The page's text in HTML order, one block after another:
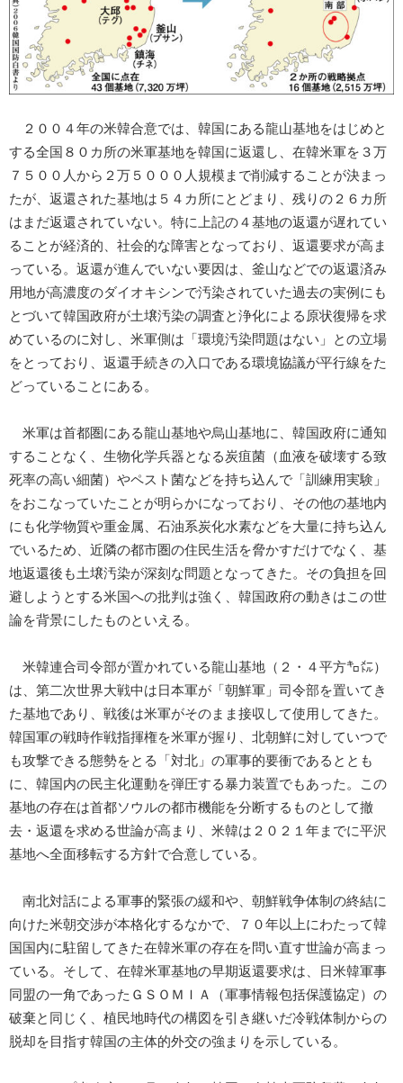
２００４年の米韓合意では、韓国にある龍山基地をはじめと
する全国８０カ所の米軍基地を韓国に返還し、在韓米軍を３万
７５００人から２万５０００人規模まで削減することが決まっ
たが、返還された基地は５４カ所にとどまり、残りの２６カ所
はまだ返還されていない。特に上記の４基地の返還が遅れてい
ることが経済的、社会的な障害となっており、返還要求が高ま
っている。返還が進んでいない要因は、釜山などでの返還済み
用地が高濃度のダイオキシンで汚染されていた過去の実例にも
とづいて韓国政府が土壌汚染の調査と浄化による原状復帰を求
めているのに対し、米軍側は「環境汚染問題はない」との立場
をとっており、返還手続きの入口である環境協議が平行線をた
どっていることにある。
米軍は首都圏にある龍山基地や烏山基地に、韓国政府に通知
することなく、生物化学兵器となる炭疽菌（血液を破壊する致
死率の高い細菌）やペスト菌などを持ち込んで「訓練用実験」
をおこなっていたことが明らかになっており、その他の基地内
にも化学物質や重金属、石油系炭化水素などを大量に持ち込ん
でいるため、近隣の都市圏の住民生活を脅かすだけでなく、基
地返還後も土壌汚染が深刻な問題となってきた。その負担を回
避しようとする米国への批判は強く、韓国政府の動きはこの世
論を背景にしたものといえる。
米韓連合司令部が置かれている龍山基地（２・４平方㌔㍍）
は、第二次世界大戦中は日本軍が「朝鮮軍」司令部を置いてき
た基地であり、戦後は米軍がそのまま接収して使用してきた。
韓国軍の戦時作戦指揮権を米軍が握り、北朝鮮に対していつで
も攻撃できる態勢をとる「対北」の軍事的要衝であるととも
に、韓国内の民主化運動を弾圧する暴力装置でもあった。この
基地の存在は首都ソウルの都市機能を分断するものとして撤
去・返還を求める世論が高まり、米韓は２０２１年までに平沢
基地へ全面移転する方針で合意している。
南北対話による軍事的緊張の緩和や、朝鮮戦争体制の終結に
向けた米朝交渉が本格化するなかで、７０年以上にわたって韓
国国内に駐留してきた在韓米軍の存在を問い直す世論が高まっ
ている。そして、在韓米軍基地の早期返還要求は、日米韓軍事
同盟の一角であったＧＳＯＭＩＡ（軍事情報包括保護協定）の
破棄と同じく、植民地時代の構図を引き継いだ冷戦体制からの
脱却を目指す韓国の主体的外交の強まりを示している。